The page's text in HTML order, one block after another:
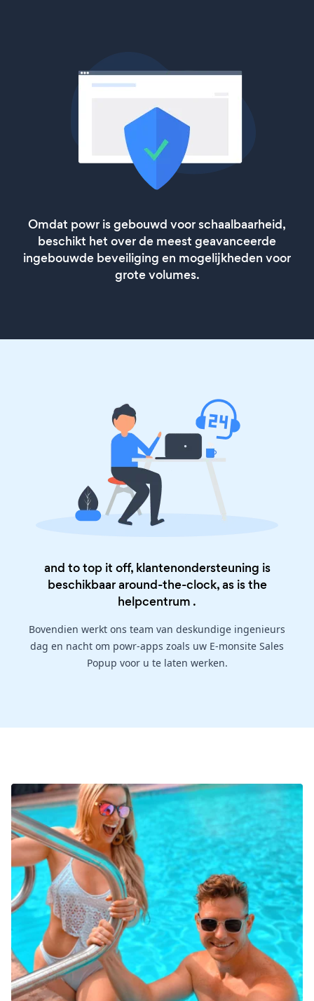
Omdat powr is gebouwd voor schaalbaarheid,
beschikt het over de meest geavanceerde
ingebouwde beveiliging en mogelijkheden voor
grote volumes.
and to top it off, klantenondersteuning is
beschikbaar around-the-clock, as is the
helpcentrum .
Bovendien werkt ons team van deskundige ingenieurs
dag en nacht om powr-apps zoals uw E-monsite Sales
Popup voor u te laten werken.